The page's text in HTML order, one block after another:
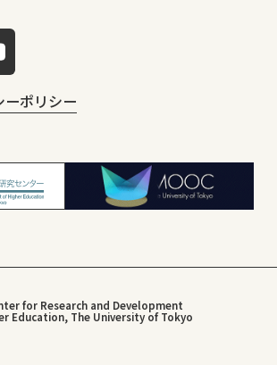
ーポリシー
for Research and Development
Education, The University of Tokyo